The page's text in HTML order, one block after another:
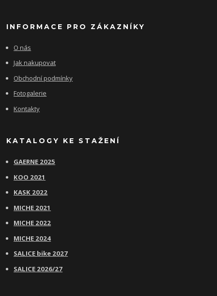
INFORMACE PRO ZÁKAZNÍKY
O nás
Jak nakupovat
Obchodní podmínky
Fotogalerie
Kontakty
KATALOGY KE STAŽENÍ
GAERNE 2025
KOO 2021
KASK 2022
MICHE 2021
MICHE 2022
MICHE 2024
SALICE bike 2027
SALICE 2026/27